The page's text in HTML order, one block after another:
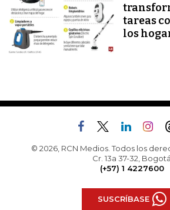
tareas
los
© 2026, RCN Medios. Todos los
Cr. 13a 37-32, Bogotá
(+57) 1 4227600
SUSCRÍBASE